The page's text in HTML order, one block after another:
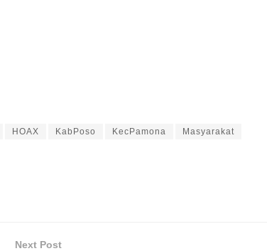
HOAX KabPoso KecPamona Masyarakat
Next Post